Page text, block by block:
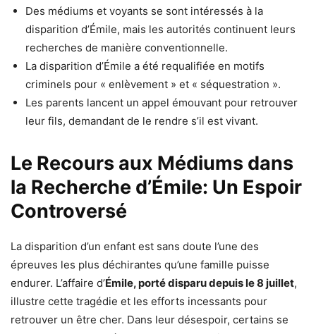
Des médiums et voyants se sont intéressés à la
disparition d’Émile, mais les autorités continuent leurs
recherches de manière conventionnelle.
La disparition d’Émile a été requalifiée en motifs
criminels pour « enlèvement » et « séquestration ».
Les parents lancent un appel émouvant pour retrouver
leur fils, demandant de le rendre s’il est vivant.
Le Recours aux Médiums dans
la Recherche d’Émile: Un Espoir
Controversé
La disparition d’un enfant est sans doute l’une des
épreuves les plus déchirantes qu’une famille puisse
endurer. L’affaire d’Émile, porté disparu depuis le 8 juillet,
illustre cette tragédie et les efforts incessants pour
retrouver un être cher. Dans leur désespoir, certains se